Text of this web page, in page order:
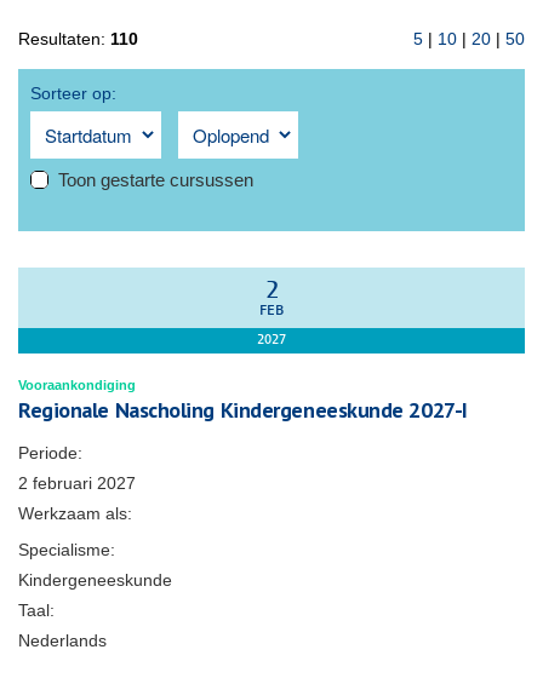
Resultaten: 110 5 | 10 | 20 | 50
Sorteer op:
Toon gestarte cursussen
2
FEB
2027
Vooraankondiging
Regionale Nascholing Kindergeneeskunde 2027-I
Periode:
2 februari 2027
Werkzaam als:
Specialisme:
Kindergeneeskunde
Taal:
Nederlands